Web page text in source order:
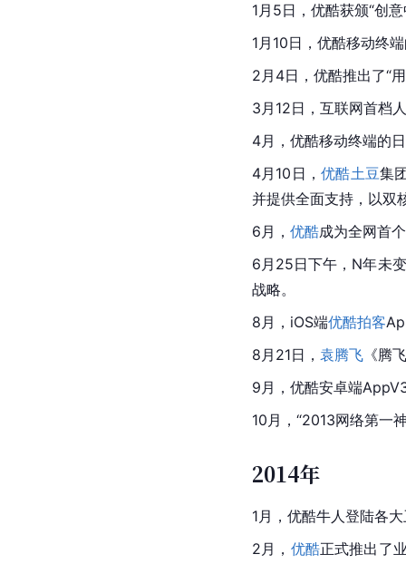
1月5日， 优酷获颁“创
1月10日，优酷移动终
2月4日，优酷推出了“
3月12日，互联网首档
4月，优酷移动终端的
4月10日，优酷土豆集
并提供全面支持，以双
6月， 优酷成为全网首个
6月25日下午，N年未
战略。
8月，iOS端优酷拍客
8月21日， 袁腾飞 《腾
9月，优酷安卓端
10月，“2013网络第一
2014年
1月，优酷牛人登陆各
2月， 优酷正式推出了